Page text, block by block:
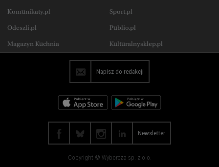
Koszalin Kraków
Lublin Łódź
Olsztyn Opole
Poznań
Sosnowiec
Toruń
Wrocław
Zielona Góra
Komunikaty.pl
Odeszli.pl
Magazyn Kuchnia
Sport.pl
Publio.pl
Kulturalnysklep.pl
Napisz do redakcji
Newsletter
Copyright © Wyborcza sp. z o.o.